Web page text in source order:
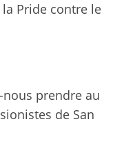
Pride contre le
prendre au
de San